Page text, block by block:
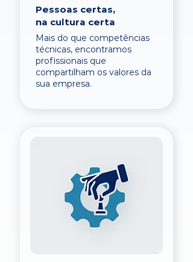
Pessoas certas,
na cultura certa
Mais do que competências
técnicas, encontramos
profissionais que
compartilham os valores da
sua empresa.